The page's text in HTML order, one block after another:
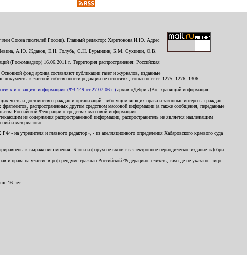
Союза писателей России). Главный редактор: Харитонова И.Ю. Адрес
Левина, А.Ю. Жданов, Е.Н. Голубь, С.Н. Бурындин, Б.М. Сухинин, О.В.
(Роскомнадзор) 16.06.2011 г. Территория распространения: Российская
Основной фонд архива составляют публикации газет и журналов, изданные
к частной собственности редакции не относятся, согласно ст.ст. 1275, 1276, 1306
и о защите информации» (ФЗ-149 от 27.07.06 г.) архив «Дебри-ДВ», хранящий информацию,
честь и достоинство граждан и организаций, либо ущемляющих права и законные интересы граждан,
распространенных другим средством массовой информации (а также сообщения, переданные
Российской Федерации о средствах массовой информации».
из содержания распространенной информации, распространитель не является надлежащим
и материалов».
учредителя и главного редактор», - из апелляционного определения Хабаровского краевого суда
к выражению мнения. Блоги и форум не входят в электронное периодическое издание «Дебри-
права на участие в референдуме граждан Российской Федерации»; считать, там где не указано: лицо
16 лет.